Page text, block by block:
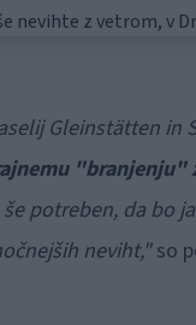
Gleinstätten in
potreben, da bo
neviht,"so